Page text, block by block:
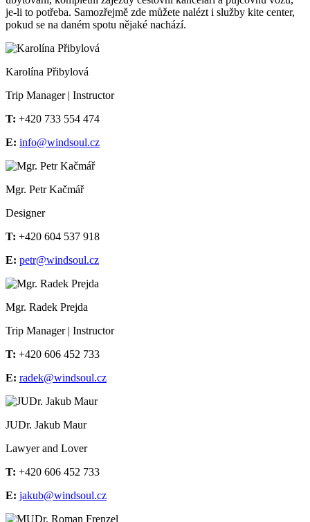
je-li to potřeba. Samozřejmě zde můžete nalézt i služby kite center,
pokud se na daném spotu nějaké nachází.
Karolína Přibylová
Trip Manager | Instructor
T: +420 733 554 474
E: info@windsoul.cz
Mgr. Petr Kačmář
Designer
T: +420 604 537 918
E: petr@windsoul.cz
Mgr. Radek Prejda
Trip Manager | Instructor
T: +420 606 452 733
E: radek@windsoul.cz
JUDr. Jakub Maur
Lawyer and Lover
T: +420 606 452 733
E: jakub@windsoul.cz